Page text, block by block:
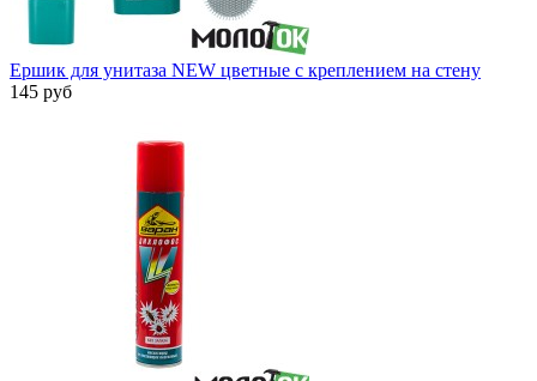
Ершик для унитаза NEW цветные с креплением на стену
145 руб